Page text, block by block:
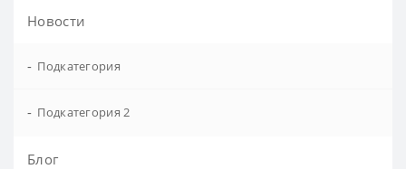
Новости
- Подкатегория
- Подкатегория 2
Блог